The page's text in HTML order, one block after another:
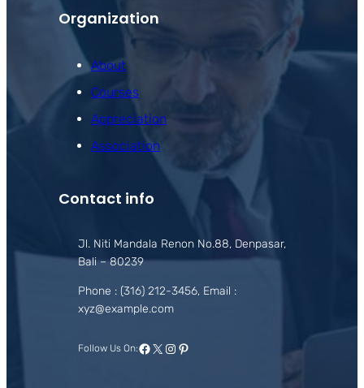
Organization
About
Courses
Appreciation
Association
Contact info
Jl. Niti Mandala Renon No.88, Denpasar,
Bali – 80239
Phone : (316) 212-3456, Email :
xyz@example.com
Follow Us On:Facebook
X Instagram
Pinterest